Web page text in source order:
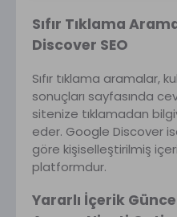
Sıfır Tıklama
Discover SEO
Sıfır tıklama aramalar,
sonuçları sayfasında
sitenize tıklamadan
eder. Google Discover
göre kişiselleştirilmiş
platformdur.
Yararlı İçerik